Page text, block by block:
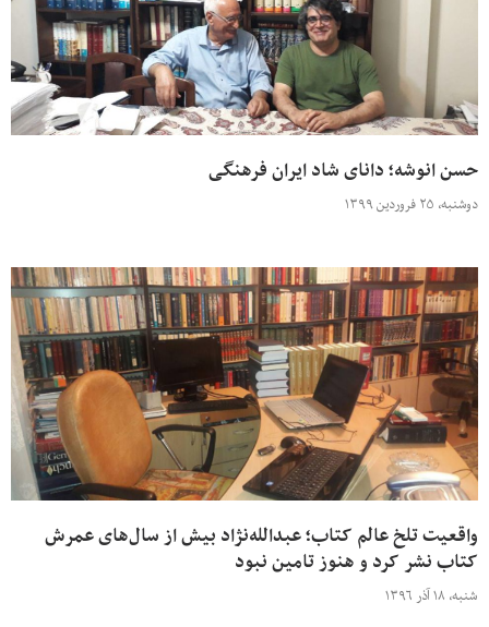
حسن انوشه؛ دانای شاد ایران فرهنگی
دوشنبه، ۲۵ فروردین ۱۳۹۹
واقعیت تلخ عالم کتاب؛ عبدالله‌نژاد بیش از سال‌های عمرش
کتاب نشر کرد و هنوز تامین نبود
شنبه، ۱۸ آذر ۱۳۹۶